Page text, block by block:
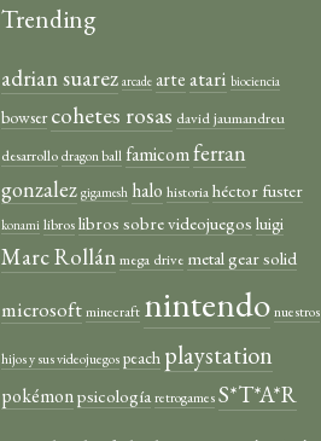
Trending
adrian suarez arcade arte atari biociencia
bowser cohetes rosas david jaumandreu
desarrollo dragon ball famicomferran
gonzalez gigamesh halo historiahéctor fuster
konami libroslibros sobre videojuegos luigi
Marc Rollánmega drive metal gear solid
microsoft minecraft nintendo nuestros
hijos y sus videojuegos peach playstation
pokémonpsicología retrogames S*T*A*R